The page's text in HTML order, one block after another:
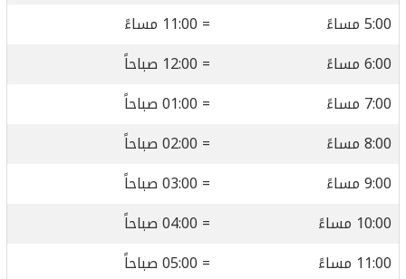
5:00 مساءً
= 11:00 مساءً
6:00 مساءً
= 12:00 صباحاً
7:00 مساءً
= 01:00 صباحاً
8:00 مساءً
= 02:00 صباحاً
9:00 مساءً
= 03:00 صباحاً
10:00 مساءً
= 04:00 صباحاً
11:00 مساءً
= 05:00 صباحاً